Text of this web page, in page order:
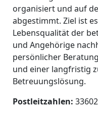
organisiert und auf
abgestimmt. Ziel ist
Lebensqualität der
und Angehörige
persönlicher
und einer langfristig
Betreuungslösung.
Postleitzahlen: